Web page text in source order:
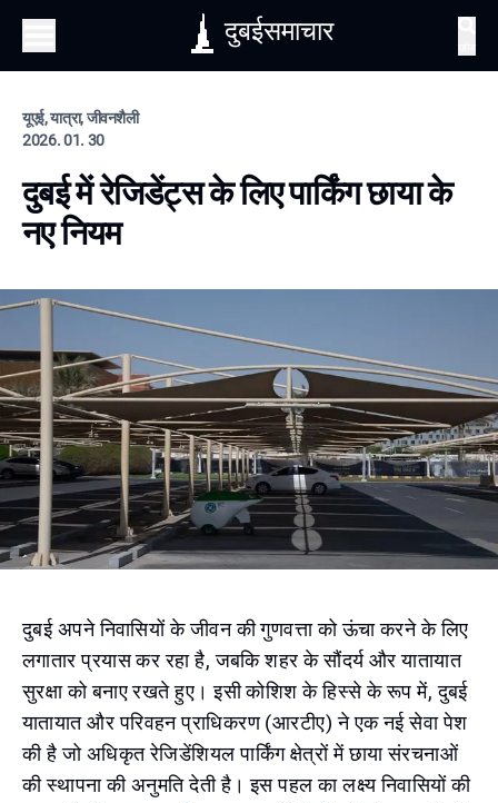
दुबईसमाचार
यूएई, यात्रा, जीवनशैली
2026. 01. 30
दुबई में रेजिडेंट्स के लिए पार्किंग छाया के
नए नियम
दुबई अपने निवासियों के जीवन की गुणवत्ता को ऊंचा करने के लिए
लगातार प्रयास कर रहा है, जबकि शहर के सौंदर्य और यातायात
सुरक्षा को बनाए रखते हुए। इसी कोशिश के हिस्से के रूप में, दुबई
यातायात और परिवहन प्राधिकरण (आरटीए) ने एक नई सेवा पेश
की है जो अधिकृत रेजिडेंशियल पार्किंग क्षेत्रों में छाया संरचनाओं
की स्थापना की अनुमति देती है। इस पहल का लक्ष्य निवासियों की